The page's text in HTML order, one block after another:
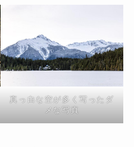
真っ白な空が多く写ったダ
メな写真